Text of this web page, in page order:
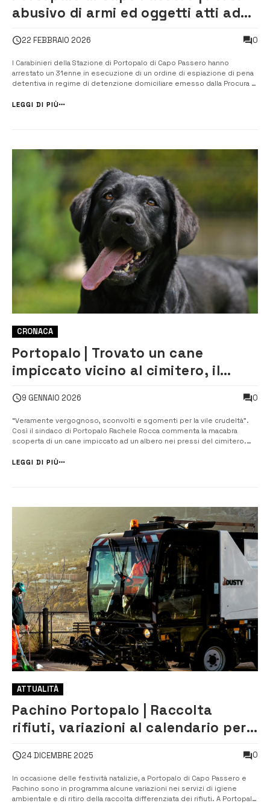
abusivo di armi ed oggetti atti ad
22 FEBBRAIO 2026 0
I Carabinieri della Stazione di Portopalo di Capo Passero hanno
arrestato un 31enne in esecuzione di un ordine di espiazione di pena
detentiva in regime di detenzione domiciliare emesso dalla Procura di
condannato a 1 anno di reclusione per porto abusivo di armi ed
LEGGI DI PIÙ
CRONACA
Portopalo | Trovato un cane
impiccato vicino al cimitero, il
9 GENNAIO 2026 0
“Veramente vergognoso, sconvolti e sgomenti per la vile crudeltà”.
Così il sindaco di Portopalo Rachele Rocca commenta la macabra
scoperta di un cane impiccato ad un albero nei pressi del cimitero.
gravità delle circostanze, impone una ferma condanna da parte delle
LEGGI DI PIÙ
ATTUALITÀ
Pachino Portopalo | Raccolta
rifiuti, variazioni al calendario per
24 DICEMBRE 2025 0
In occasione delle festività natalizie, a Portopalo di Capo Passero e
Pachino sono in programma alcune variazioni nei servizi di igiene
ambientale e di ritiro della raccolta differenziata dei rifiuti. A Portopalo